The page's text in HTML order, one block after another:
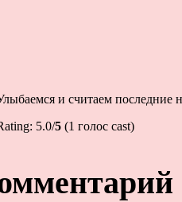
и считаем последние
5.0/5 (1 голос cast)